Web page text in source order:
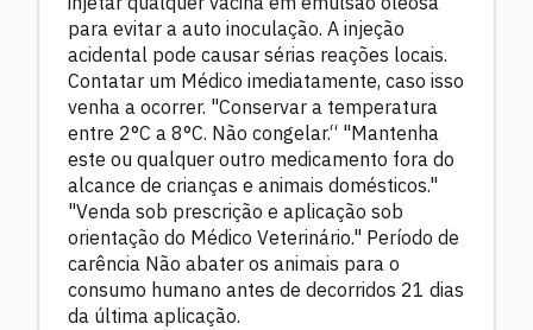
para evitar a auto inoculação. A injeção
acidental pode causar sérias reações locais.
Contatar um Médico imediatamente, caso isso
venha a ocorrer. "Conservar a temperatura
entre 2°C a 8°C. Não congelar.“ "Mantenha
este ou qualquer outro medicamento fora do
alcance de crianças e animais domésticos."
"Venda sob prescrição e aplicação sob
orientação do Médico Veterinário." Período de
carência Não abater os animais para o
consumo humano antes de decorridos 21 dias
da última aplicação.